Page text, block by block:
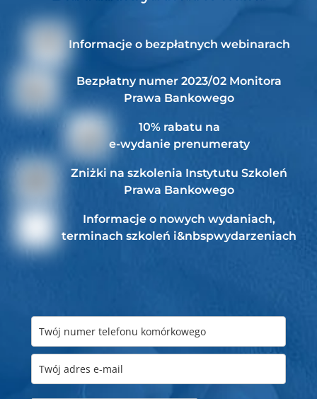
Informacje o bezpłatnych webinarach
Bezpłatny numer 2023/02 Monitora
Prawa Bankowego
10% rabatu na
e-wydanie prenumeraty
Zniżki na szkolenia Instytutu Szkoleń
Prawa Bankowego
Informacje o nowych wydaniach,
terminach szkoleń i&nbspwydarzeniach